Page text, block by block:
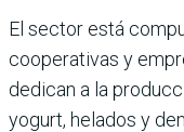
El sector está
cooperativas y
dedican a la
yogurt, helados y